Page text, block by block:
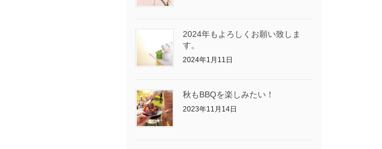
2024年もよろしくお願い致しま
す。
2024年1月11日
秋もBBQを楽しみたい！
2023年11月14日